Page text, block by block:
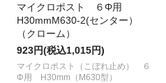
マイクロポスト ６Φ用
H30mmM630-2(センター）
（クローム）
923円(税込1,015円)
マイクロポスト（こぼれ止め） ６
Φ用 H30mm（M630型）